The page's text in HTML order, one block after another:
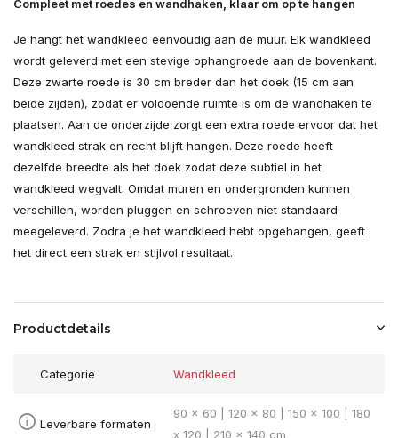
Compleet met roedes en wandhaken, klaar om op te hangen
Je hangt het wandkleed eenvoudig aan de muur. Elk wandkleed
wordt geleverd met een stevige ophangroede aan de bovenkant.
Deze zwarte roede is 30 cm breder dan het doek (15 cm aan
beide zijden), zodat er voldoende ruimte is om de wandhaken te
plaatsen. Aan de onderzijde zorgt een extra roede ervoor dat het
wandkleed strak en recht blijft hangen. Deze roede heeft
dezelfde breedte als het doek zodat deze subtiel in het
wandkleed wegvalt. Omdat muren en ondergronden kunnen
verschillen, worden pluggen en schroeven niet standaard
meegeleverd. Zodra je het wandkleed hebt opgehangen, geeft
het direct een strak en stijlvol resultaat.
Productdetails
Categorie Wandkleed
Leverbare formaten
90 x 60 | 120 x 80 | 150 x 100 | 180
x 120 | 210 x 140 cm